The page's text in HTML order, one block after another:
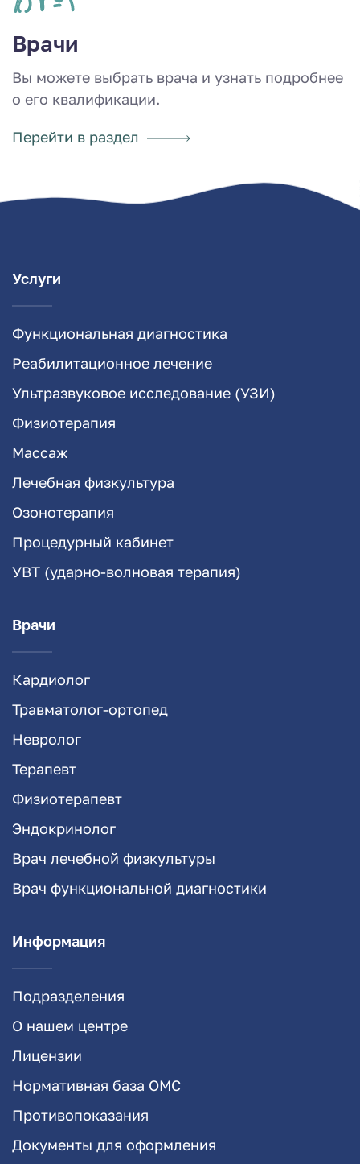
Врачи
Вы можете выбрать врача и узнать подробнее
о его квалификации.
Перейти в раздел
Услуги
Функциональная диагностика
Реабилитационное лечение
Ультразвуковое исследование (УЗИ)
Физиотерапия
Массаж
Лечебная физкультура
Озонотерапия
Процедурный кабинет
УВТ (ударно-волновая терапия)
Врачи
Кардиолог
Травматолог-ортопед
Невролог
Терапевт
Физиотерапевт
Эндокринолог
Врач лечебной физкультуры
Врач функциональной диагностики
Информация
Подразделения
О нашем центре
Лицензии
Нормативная база ОМС
Противопоказания
Документы для оформления